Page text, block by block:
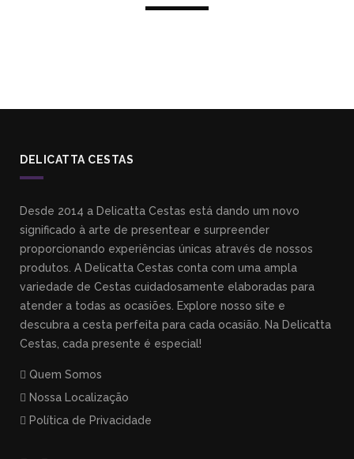
DELICATTA CESTAS
Desde 2014 a Delicatta Cestas está dando um novo
significado à arte de presentear e surpreender
proporcionando experiências únicas através de nossos
produtos. A Delicatta Cestas conta com uma ampla
variedade de Cestas cuidadosamente elaboradas para
atender a todas as ocasiões. Explore nosso site e
descubra a cesta perfeita para cada ocasião. Na Delicatta
Cestas, cada presente é especial!
Quem Somos
Nossa Localização
Política de Privacidade